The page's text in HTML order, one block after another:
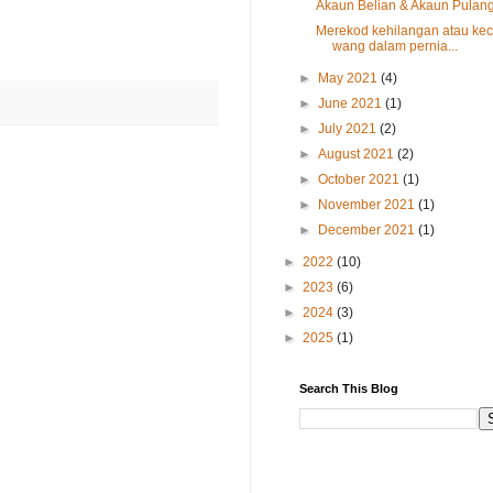
Akaun Belian & Akaun
Merekod kehilangan atau
wang dalam pernia...
► May 2021(4)
►June 2021(1)
►July 2021(2)
►August 2021(2)
►October 2021(1)
► November 2021(1)
► December 2021(1)
► 2022 (10)
► 2023 (6)
► 2024 (3)
► 2025 (1)
Search This Blog